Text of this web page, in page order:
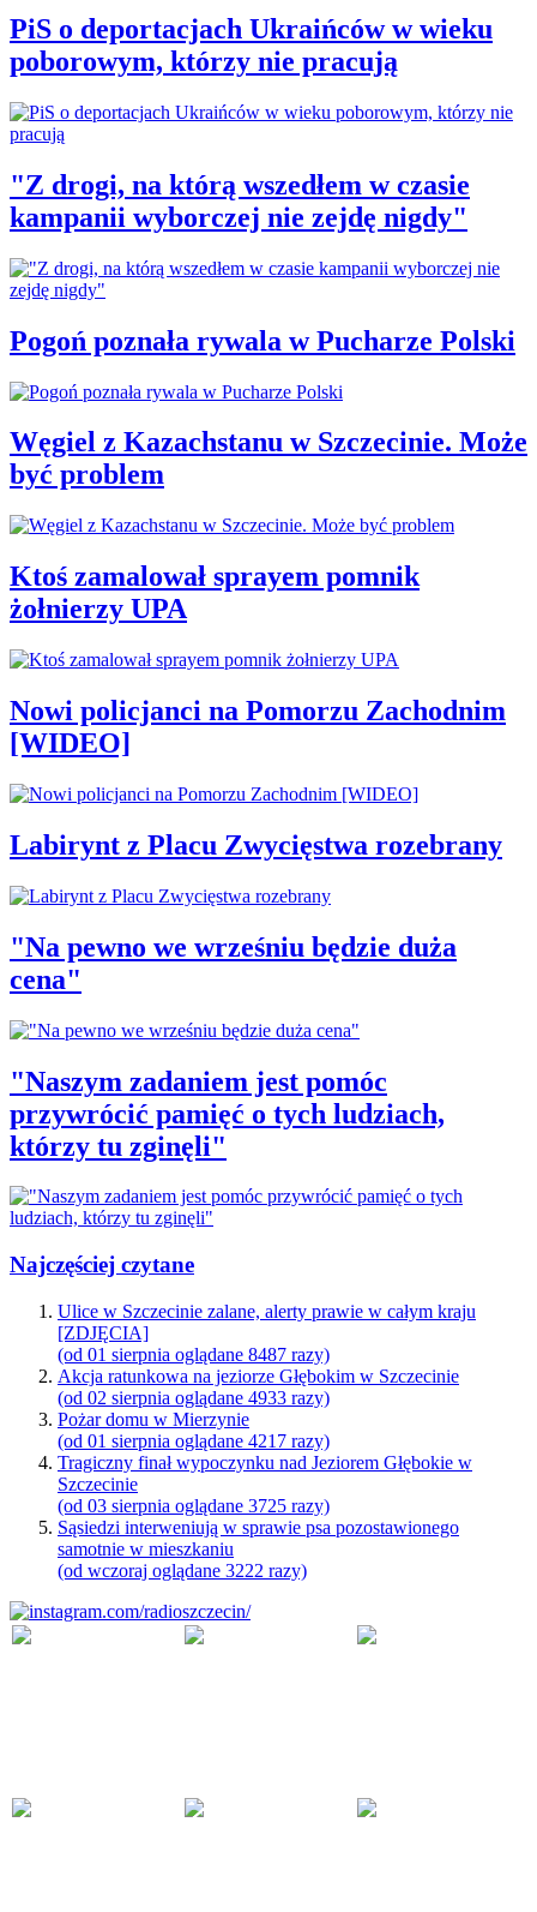
PiS o deportacjach Ukraińców w wieku
poborowym, którzy nie pracują
"Z drogi, na którą wszedłem w czasie
kampanii wyborczej nie zejdę nigdy"
Pogoń poznała rywala w Pucharze Polski
Węgiel z Kazachstanu w Szczecinie. Może
być problem
Ktoś zamalował sprayem pomnik
żołnierzy UPA
Nowi policjanci na Pomorzu Zachodnim
[WIDEO]
Labirynt z Placu Zwycięstwa rozebrany
"Na pewno we wrześniu będzie duża
cena"
"Naszym zadaniem jest pomóc
przywrócić pamięć o tych ludziach,
którzy tu zginęli"
Najczęściej czytane
Ulice w Szczecinie zalane, alerty prawie w całym kraju
[ZDJĘCIA]
(od 01 sierpnia oglądane 8487 razy)
Akcja ratunkowa na jeziorze Głębokim w Szczecinie
(od 02 sierpnia oglądane 4933 razy)
Pożar domu w Mierzynie
(od 01 sierpnia oglądane 4217 razy)
Tragiczny finał wypoczynku nad Jeziorem Głębokie w
Szczecinie
(od 03 sierpnia oglądane 3725 razy)
Sąsiedzi interweniują w sprawie psa pozostawionego
samotnie w mieszkaniu
(od wczoraj oglądane 3222 razy)